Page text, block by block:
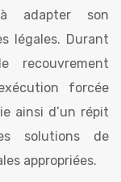
à adapter son
légales. Durant
recouvrement
forcée
ainsi d’un répit
solutions de
appropriées.